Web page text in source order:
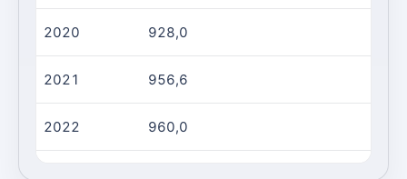
2020 928,0
2021 956,6
2022 960,0